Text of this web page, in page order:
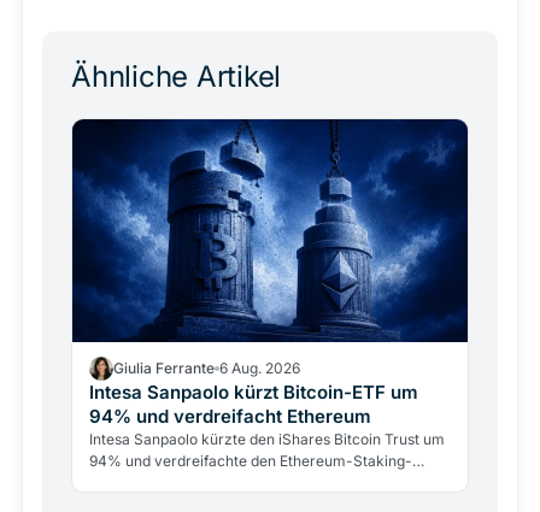
Ähnliche Artikel
Giulia Ferrante 6 Aug. 2026
Intesa Sanpaolo kürzt Bitcoin-ETF um
94% und verdreifacht Ethereum
Intesa Sanpaolo kürzte den iShares Bitcoin Trust um
94% und verdreifachte den Ethereum-Staking-